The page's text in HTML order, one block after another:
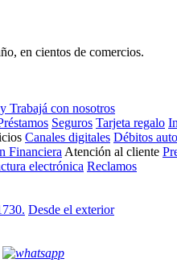
en cientos de comercios.
Trabajá con nosotros
Seguros Tarjeta regalo
Canales digitales Débitos
Financiera Atención al cliente
electrónica Reclamos
Desde el exterior